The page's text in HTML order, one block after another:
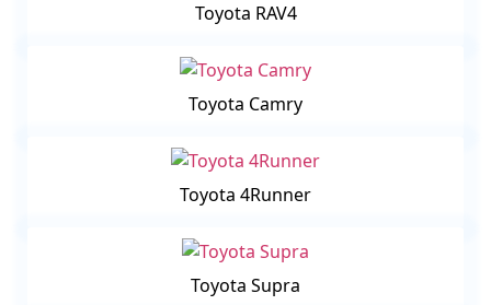
Toyota RAV4
Toyota Camry
Toyota 4Runner
Toyota Supra